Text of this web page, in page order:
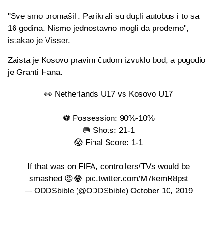
"Sve smo promašili. Parikrali su dupli autobus i to sa
16 godina. Nismo jednostavno mogli da prođemo",
istakao je Visser.
Zaista je Kosovo pravim čudom izvuklo bod, a pogodio
je Granti Hana.
👀 Netherlands U17 vs Kosovo U17
⚽️ Possession: 90%-10%
🥅 Shots: 21-1
😱 Final Score: 1-1
If that was on FIFA, controllers/TVs would be
smashed 😡😂 pic.twitter.com/M7kemR8pst
— ODDSbible (@ODDSbible) October 10, 2019